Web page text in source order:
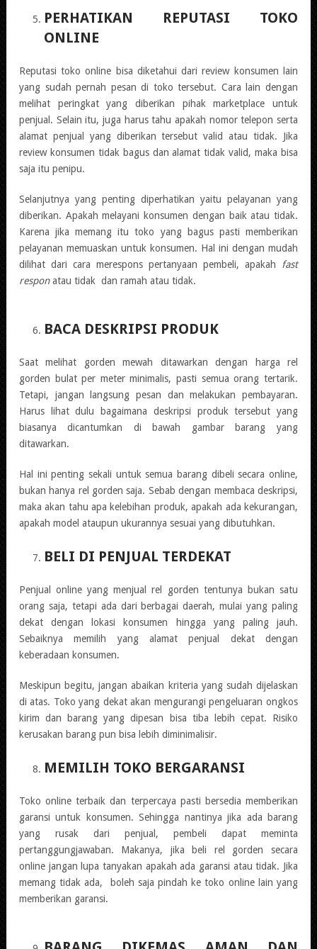
PERHATIKAN REPUTASI TOKO
ONLINE
Reputasi toko online bisa diketahui dari review konsumen lain
yang sudah pernah pesan di toko tersebut. Cara lain dengan
melihat peringkat yang diberikan pihak marketplace untuk
penjual. Selain itu, juga harus tahu apakah nomor telepon serta
alamat penjual yang diberikan tersebut valid atau tidak. Jika
review konsumen tidak bagus dan alamat tidak valid, maka bisa
saja itu penipu.
Selanjutnya yang penting diperhatikan yaitu pelayanan yang
diberikan. Apakah melayani konsumen dengan baik atau tidak.
Karena jika memang itu toko yang bagus pasti memberikan
pelayanan memuaskan untuk konsumen. Hal ini dengan mudah
dilihat dari cara merespons pertanyaan pembeli, apakah
fast
responatau tidak dan ramah atau tidak.
BACA DESKRIPSI PRODUK
Saat melihat gorden mewah ditawarkan dengan harga rel
gorden bulat per meter minimalis, pasti semua orang tertarik.
Tetapi, jangan langsung pesan dan melakukan pembayaran.
Harus lihat dulu bagaimana deskripsi produk tersebut yang
biasanya dicantumkan di bawah gambar barang yang
ditawarkan.
Hal ini penting sekali untuk semua barang dibeli secara online,
bukan hanya rel gorden saja. Sebab dengan membaca deskripsi,
maka akan tahu apa kelebihan produk, apakah ada kekurangan,
apakah model ataupun ukurannya sesuai yang dibutuhkan.
BELI DI PENJUAL TERDEKAT
Penjual online yang menjual rel gorden tentunya bukan satu
orang saja, tetapi ada dari berbagai daerah, mulai yang paling
dekat dengan lokasi konsumen hingga yang paling jauh.
Sebaiknya memilih yang alamat penjual dekat dengan
keberadaan konsumen.
Meskipun begitu, jangan abaikan kriteria yang sudah dijelaskan
di atas. Toko yang dekat akan mengurangi pengeluaran ongkos
kirim dan barang yang dipesan bisa tiba lebih cepat. Risiko
kerusakan barang pun bisa lebih diminimalisir.
MEMILIH TOKO BERGARANSI
Toko online terbaik dan terpercaya pasti bersedia memberikan
garansi untuk konsumen. Sehingga nantinya jika ada barang
yang rusak dari penjual, pembeli dapat meminta
pertanggungjawaban. Makanya, jika beli rel gorden secara
online jangan lupa tanyakan apakah ada garansi atau tidak. Jika
memang tidak ada, boleh saja pindah ke toko online lain yang
memberikan garansi.